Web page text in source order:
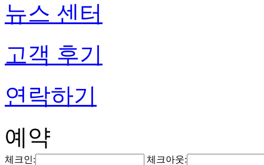
뉴스 센터
고객 후기
연락하기
예약
체크인: 체크아웃: